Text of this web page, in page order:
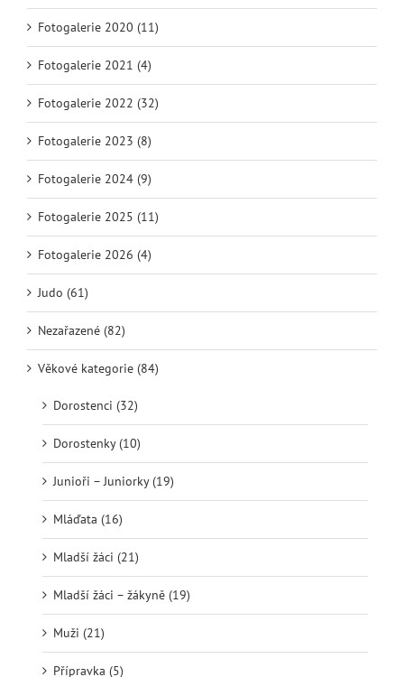
Fotogalerie 2020 (11)
Fotogalerie 2021 (4)
Fotogalerie 2022 (32)
Fotogalerie 2023 (8)
Fotogalerie 2024 (9)
Fotogalerie 2025 (11)
Fotogalerie 2026 (4)
Judo (61)
Nezařazené (82)
Věkové kategorie (84)
Dorostenci (32)
Dorostenky (10)
Junioři – Juniorky (19)
Mláďata (16)
Mladší žáci (21)
Mladší žáci – žákyně (19)
Muži (21)
Přípravka (5)